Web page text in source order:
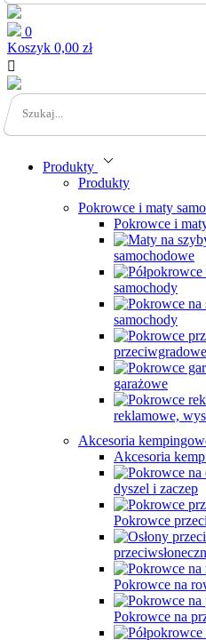
0
Koszyk 0,00 zł

Produkty
Produkty
Pokrowce i maty
Pokrowce i
samochodowe
samochody
samochody
przeciwgradowe
garażowe
reklamowe,
Akcesoria
Akcesoria
dyszel i zaczep
Pokrowce
Pokrowce na
Pokrowce na